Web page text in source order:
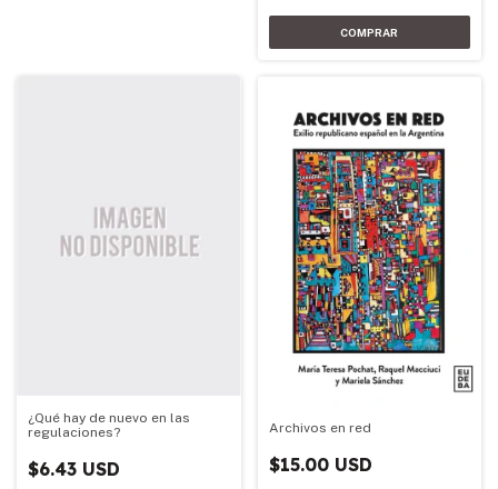
¿Qué hay de nuevo en las
regulaciones?
$6.43 USD
Archivos en red
$15.00 USD